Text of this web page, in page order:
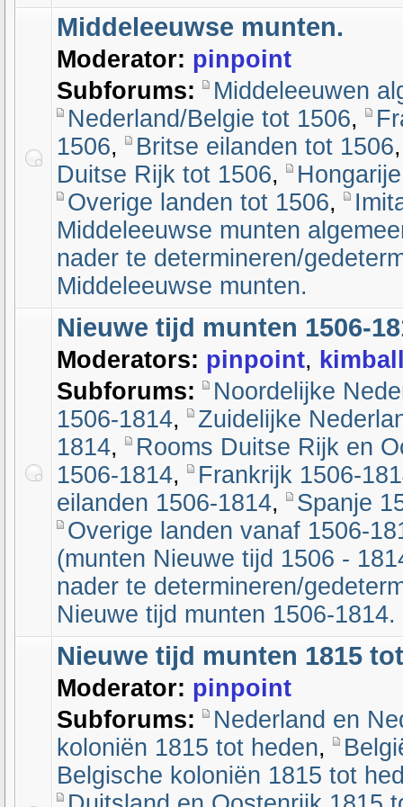
Middeleeuwse munten.
Moderator: pinpoint
Subforums:
Middeleeuwen
Nederland/Belgie tot 1506,
1506, Britse eilanden tot 1506
Duitse Rijk tot 1506,
Overige landen tot 1506,
Middeleeuwse munten
nader te determineren/
Middeleeuwse munten.
Nieuwe tijd munten 1506-
Moderators: pinpoint,
Subforums:
Noordelijke
1506-1814,
Zuidelijke
1814,
Rooms Duitse Rijk en
1506-1814,
Frankrijk 1506-
eilanden 1506-1814,
Spanje
Overige landen vanaf 1506-
(munten Nieuwe tijd 1506 -
nader te determineren/
Nieuwe tijd munten 1506-1814.
Nieuwe tijd munten 1815
Moderator: pinpoint
Subforums:
Nederland en
koloniën 1815 tot heden,
Belgische koloniën 1815 tot